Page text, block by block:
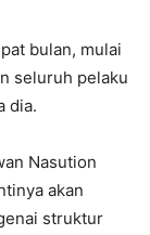
bulan, mulai
seluruh pelaku
dia.
Nasution
akan
struktur